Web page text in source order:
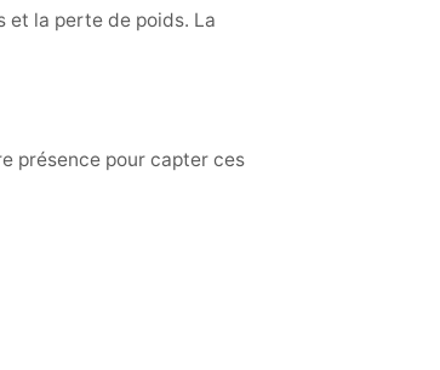
et la perte de poids. La
présence pour capter ces